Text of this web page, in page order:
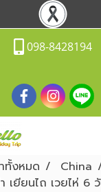
098-8428194
ทั้งหมด China
เยียนไถ เวยไห่ 6